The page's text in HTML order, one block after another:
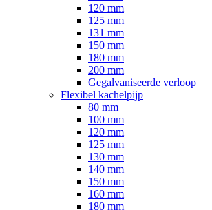
120 mm
125 mm
131 mm
150 mm
180 mm
200 mm
Gegalvaniseerde verloop
Flexibel kachelpijp
80 mm
100 mm
120 mm
125 mm
130 mm
140 mm
150 mm
160 mm
180 mm